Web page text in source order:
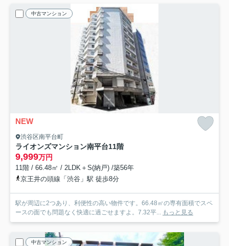
中古マンション
NEW
渋谷区南平台町
ライオンズマンション南平台11階
9,999万円
11階 / 66.48㎡ / 2LDK＋S(納戸) /築56年
京王井の頭線「渋谷」駅 徒歩8分
駅が周辺に2つあり、利便性の高い物件です。66.48㎡の専有面積でスペ
ースの面でも問題なく快適に過ごせますよ。7.32平... もっと見る
中古マンション